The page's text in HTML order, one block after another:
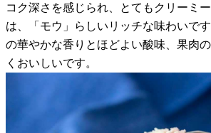
コク深さを感じられ、とてもクリーミ
は、「モウ」らしいリッチな味わいで
の華やかな香りとほどよい酸味、果肉
くおいしいです。